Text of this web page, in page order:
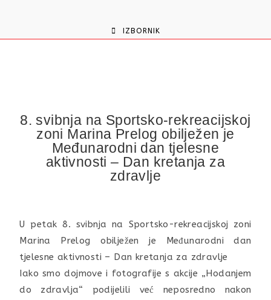
IZBORNIK
8. svibnja na Sportsko-rekreacijskoj
zoni Marina Prelog obilježen je
Međunarodni dan tjelesne
aktivnosti – Dan kretanja za
zdravlje
U petak 8. svibnja na Sportsko-rekreacijskoj zoni
Marina Prelog obilježen je Međunarodni dan
tjelesne aktivnosti – Dan kretanja za zdravlje
Iako smo dojmove i fotografije s akcije „Hodanjem
do zdravlja“ podijelili već neposredno nakon